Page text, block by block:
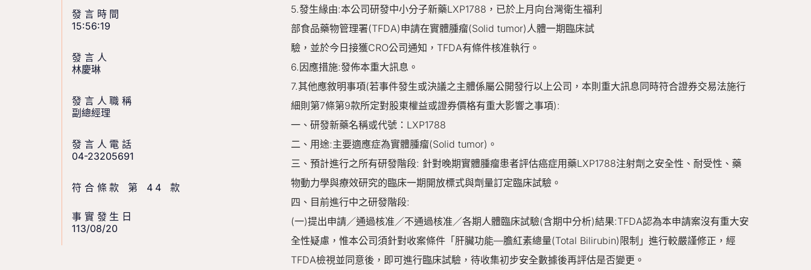
發言時間
15:56:19
發言人
林慶琳
發言人職稱
副總經理
發言人電話
04-23205691
符合條款 第 44 款
事實發生日
113/08/20
5.發生緣由:本公司研發中小分子新藥LXP1788，已於上月向台灣衛生福利
部食品藥物管理署(TFDA)申請在實體腫瘤(Solid tumor)人體一期臨床試
驗，並於今日接獲CRO公司通知，TFDA有條件核准執行。
6.因應措施:發佈本重大訊息。
7.其他應敘明事項(若事件發生或決議之主體係屬公開發行以上公司，本則重大訊息同時符合證券交易法施行
細則第7條第9款所定對股東權益或證券價格有重大影響之事項):
一、研發新藥名稱或代號：LXP1788
二、用途:主要適應症為實體腫瘤(Solid tumor)。
三、預計進行之所有研發階段: 針對晚期實體腫瘤患者評估癌症用藥LXP1788注射劑之安全性、耐受性、藥
物動力學與療效研究的臨床一期開放標式與劑量訂定臨床試驗。
四、目前進行中之研發階段:
(一)提出申請／通過核准／不通過核准／各期人體臨床試驗(含期中分析)結果:TFDA認為本申請案沒有重大安
全性疑慮，惟本公司須針對收案條件「肝臟功能—膽紅素總量(Total Bilirubin)限制」進行較嚴謹修正，經
TFDA檢視並同意後，即可進行臨床試驗，待收集初步安全數據後再評估是否變更。